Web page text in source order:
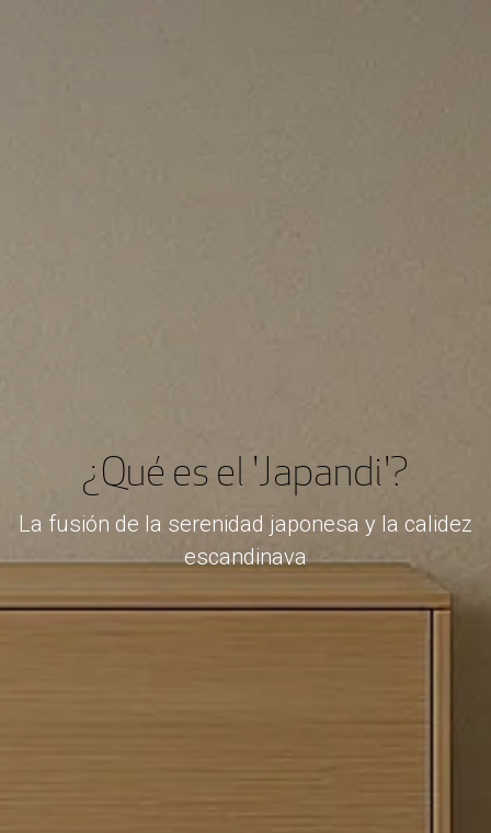
¿Qué es el 'Japandi'?
La fusión de la serenidad japonesa y la calidez
escandinava